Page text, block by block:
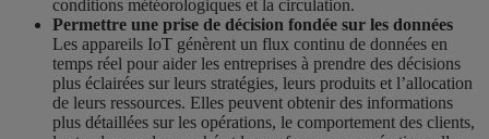
conditions météorologiques et la circulation.
Permettre une prise de décision fondée sur les données
Les appareils IoT génèrent un flux continu de données en
temps réel pour aider les entreprises à prendre des décisions
plus éclairées sur leurs stratégies, leurs produits et l’allocation
de leurs ressources. Elles peuvent obtenir des informations
plus détaillées sur les opérations, le comportement des clients,